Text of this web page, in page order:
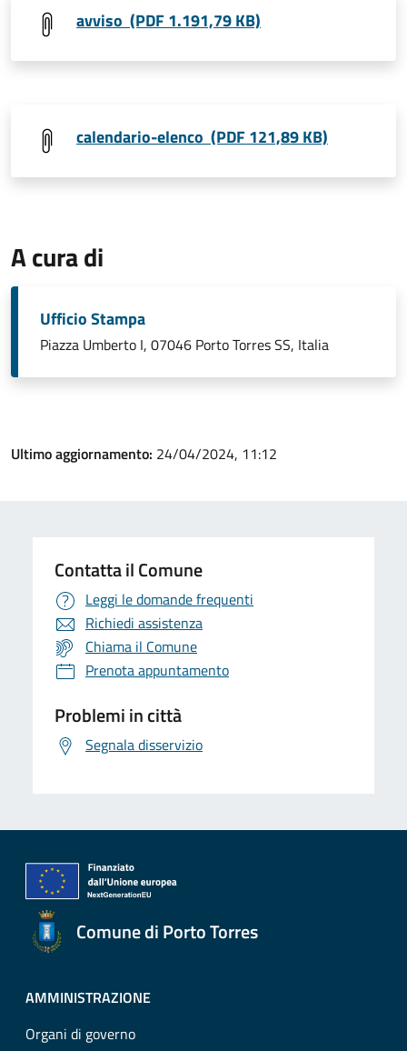
avviso (PDF 1.191,79 KB)
calendario-elenco (PDF 121,89 KB)
A cura di
Ufficio Stampa
Piazza Umberto I, 07046 Porto Torres SS, Italia
Ultimo aggiornamento: 24/04/2024, 11:12
Contatta il Comune
Leggi le domande frequenti
Richiedi assistenza
Chiama il Comune
Prenota appuntamento
Problemi in città
Segnala disservizio
Comune di Porto Torres
AMMINISTRAZIONE
Organi di governo